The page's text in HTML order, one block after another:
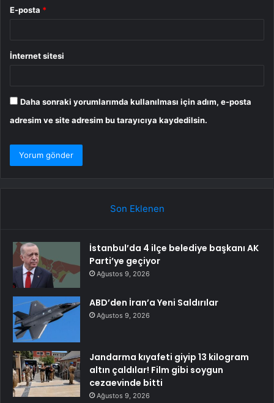
E-posta *
İnternet sitesi
Daha sonraki yorumlarımda kullanılması için adım, e-posta
adresim ve site adresim bu tarayıcıya kaydedilsin.
Son Eklenen
İstanbul’da 4 ilçe belediye başkanı AK
Parti’ye geçiyor
Ağustos 9, 2026
ABD’den İran’a Yeni Saldırılar
Ağustos 9, 2026
Jandarma kıyafeti giyip 13 kilogram
altın çaldılar! Film gibi soygun
cezaevinde bitti
Ağustos 9, 2026